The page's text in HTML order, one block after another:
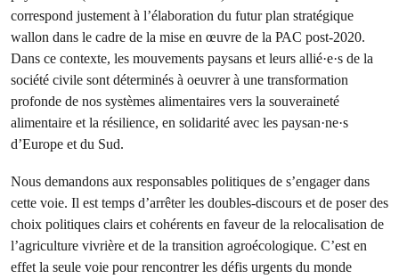
correspond justement à l’élaboration du futur plan stratégique
wallon dans le cadre de la mise en œuvre de la PAC post-2020.
Dans ce contexte, les mouvements paysans et leurs allié·e·s de la
société civile sont déterminés à oeuvrer à une transformation
profonde de nos systèmes alimentaires vers la souveraineté
alimentaire et la résilience, en solidarité avec les paysan·ne·s
d’Europe et du Sud.
Nous demandons aux responsables politiques de s’engager dans
cette voie. Il est temps d’arrêter les doubles-discours et de poser des
choix politiques clairs et cohérents en faveur de la relocalisation de
l’agriculture vivrière et de la transition agroécologique. C’est en
effet la seule voie pour rencontrer les défis urgents du monde